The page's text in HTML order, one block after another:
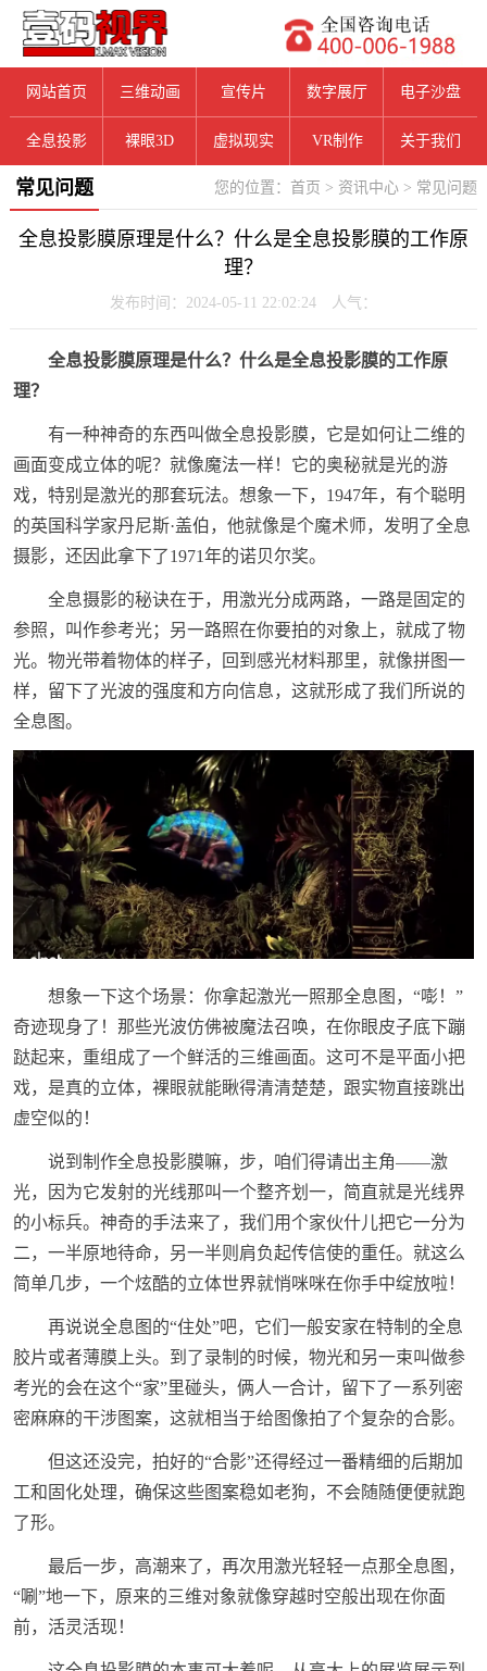
网站首页 三维动画 宣传片 数字展厅 电子沙盘
全息投影 裸眼3D 虚拟现实 VR制作 关于我们
您的位置： 首页 > 资讯中心 > 常见问题
常见问题
全息投影膜原理是什么？什么是全息投影膜的工作原
理？
发布时间：2024-05-11 22:02:24 人气：
全息投影膜原理是什么？什么是全息投影膜的工作原
理？
有一种神奇的东西叫做全息投影膜，它是如何让二维的
画面变成立体的呢？就像魔法一样！它的奥秘就是光的游
戏，特别是激光的那套玩法。想象一下，1947年，有个聪明
的英国科学家丹尼斯·盖伯，他就像是个魔术师，发明了全息
摄影，还因此拿下了1971年的诺贝尔奖。
全息摄影的秘诀在于，用激光分成两路，一路是固定的
参照，叫作参考光；另一路照在你要拍的对象上，就成了物
光。物光带着物体的样子，回到感光材料那里，就像拼图一
样，留下了光波的强度和方向信息，这就形成了我们所说的
全息图。
想象一下这个场景：你拿起激光一照那全息图，“嘭！”
奇迹现身了！那些光波仿佛被魔法召唤，在你眼皮子底下蹦
跶起来，重组成了一个鲜活的三维画面。这可不是平面小把
戏，是真的立体，裸眼就能瞅得清清楚楚，跟实物直接跳出
虚空似的！
说到制作全息投影膜嘛，步，咱们得请出主角——激
光，因为它发射的光线那叫一个整齐划一，简直就是光线界
的小标兵。神奇的手法来了，我们用个家伙什儿把它一分为
二，一半原地待命，另一半则肩负起传信使的重任。就这么
简单几步，一个炫酷的立体世界就悄咪咪在你手中绽放啦！
再说说全息图的“住处”吧，它们一般安家在特制的全息
胶片或者薄膜上头。到了录制的时候，物光和另一束叫做参
考光的会在这个“家”里碰头，俩人一合计，留下了一系列密
密麻麻的干涉图案，这就相当于给图像拍了个复杂的合影。
但这还没完，拍好的“合影”还得经过一番精细的后期加
工和固化处理，确保这些图案稳如老狗，不会随随便便就跑
了形。
最后一步，高潮来了，再次用激光轻轻一点那全息图，
“唰”地一下，原来的三维对象就像穿越时空般出现在你面
前，活灵活现！